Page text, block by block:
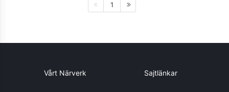
1
Vårt Närverk Sajtlänkar